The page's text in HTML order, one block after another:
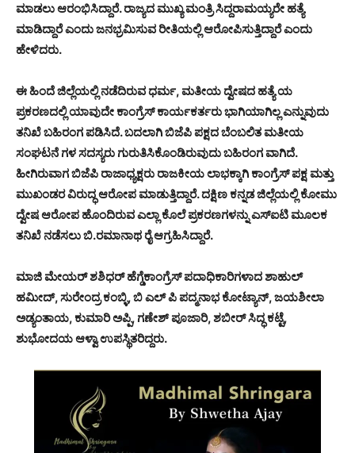
ಮಾಡಲು ಆರಂಭಿಸಿದ್ದಾರೆ. ರಾಜ್ಯದ ಮುಖ್ಯ ಮಂತ್ರಿ ಸಿದ್ದರಾಮಯ್ಯರೇ ಹತ್ಯೆ
ಮಾಡಿದ್ದಾರೆ ಎಂದು ಜನಭ್ರಮಿಸುವ ರೀತಿಯಲ್ಲಿ ಆರೋಪಿಸುತ್ತಿದ್ದಾರೆ ಎಂದು
ಹೇಳಿದರು.
ಈ ಹಿಂದೆ ಜಿಲ್ಲೆಯಲ್ಲಿ ನಡೆದಿರುವ ಧರ್ಮ, ಮತೀಯ ದ್ವೇಷದ ಹತ್ಯೆ ಯ
ಪ್ರಕರಣದಲ್ಲಿ ಯಾವುದೇ ಕಾಂಗ್ರೆಸ್ ಕಾರ್ಯಕರ್ತರು ಭಾಗಿಯಾಗಿಲ್ಲ ಎನ್ನುವುದು
ತನಿಖೆ ಬಹಿರಂಗ ಪಡಿಸಿದೆ. ಬದಲಾಗಿ ಬಿಜೆಪಿ ಪಕ್ಷದ ಬೆಂಬಲಿತ ಮತೀಯ
ಸಂಘಟನೆ ಗಳ ಸದಸ್ಯರು ಗುರುತಿಸಿಕೊಂಡಿರುವುದು ಬಹಿರಂಗ ವಾಗಿದೆ.
ಹೀಗಿರುವಾಗ ಬಿಜೆಪಿ ರಾಜಾಧ್ಯಕ್ಷರು ರಾಜಕೀಯ ಲಾಭಕ್ಕಾಗಿ ಕಾಂಗ್ರೆಸ್ ಪಕ್ಷ ಮತ್ತು
ಮುಖಂಡರ ವಿರುದ್ಧ ಆರೋಪ ಮಾಡುತ್ತಿದ್ದಾರೆ. ದಕ್ಷಿಣ ಕನ್ನಡ ಜಿಲ್ಲೆಯಲ್ಲಿ ಕೋಮು
ದ್ವೇಷ ಆರೋಪ ಹೊಂದಿರುವ ಎಲ್ಲಾ ಕೊಲೆ ಪ್ರಕರಣಗಳನ್ನು ಎಸ್‍ಐಟಿ ಮೂಲಕ
ತನಿಖೆ ನಡೆಸಲು ಬಿ.ರಮಾನಾಥ ರೈ ಆಗ್ರಹಿಸಿದ್ದಾರೆ.
ಮಾಜಿ ಮೇಯರ್ ಶಶಿಧರ್ ಹೆಗ್ಡೆಕಾಂಗ್ರೆಸ್ ಪದಾಧಿಕಾರಿಗಳಾದ ಶಾಹುಲ್
ಹಮೀದ್, ಸುರೇಂದ್ರ ಕಂಬ್ಳಿ, ಬಿ ಎಲ್ ಪಿ ಪದ್ಮನಾಭ ಕೋಟ್ಯಾನ್, ಜಯಶೀಲಾ
ಅಡ್ಯಂತಾಯ, ಕುಮಾರಿ ಅಪ್ಪಿ, ಗಣೇಶ್ ಪೂಜಾರಿ, ಶಬೀರ್ ಸಿದ್ಧ ಕಟ್ಟೆ,
ಶುಭೋದಯ ಆಳ್ವಾ ಉಪಸ್ಥಿತರಿದ್ದರು.